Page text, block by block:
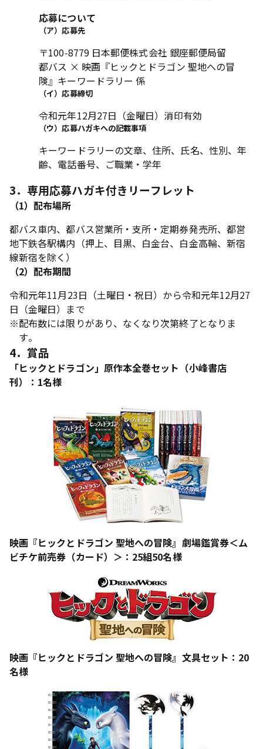
応募について
（ア）応募先
〒100-8779 日本郵便株式会社 銀座郵便局留
都バス × 映画『ヒックとドラゴン 聖地への冒
険』キーワードラリー 係
（イ）応募締切
令和元年12月27日（金曜日）消印有効
（ウ）応募ハガキへの記載事項
キーワードラリーの文章、住所、氏名、性別、年
齢、電話番号、ご職業・学年
3．専用応募ハガキ付きリーフレット
（1）配布場所
都バス車内、都バス営業所・支所・定期券発売所、都営
地下鉄各駅構内（押上、目黒、白金台、白金高輪、新宿
線新宿を除く）
（2）配布期間
令和元年11月23日（土曜日・祝日）から令和元年12月27
日（金曜日）まで
※配布数には限りがあり、なくなり次第終了となりま
す。
4．賞品
「ヒックとドラゴン」原作本全巻セット（小峰書店
刊）：1名様
映画『ヒックとドラゴン 聖地への冒険』劇場鑑賞券＜ム
ビチケ前売券（カード）＞：25組50名様
映画『ヒックとドラゴン 聖地への冒険』文具セット：20
名様